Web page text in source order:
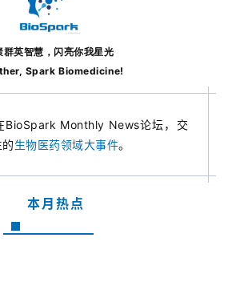
群英智慧，闪亮你我星光
Spark Biomedicine!
BioSpark Monthly News论坛，交
生物医药领域大事件。
本月热点